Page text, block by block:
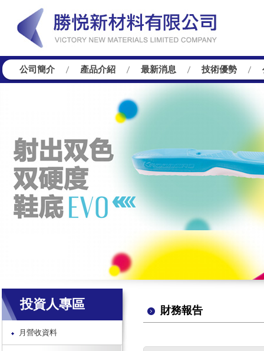
公司簡介 產品介紹 最新消息 技術優勢
投資人專區
月營收資料
財務報告